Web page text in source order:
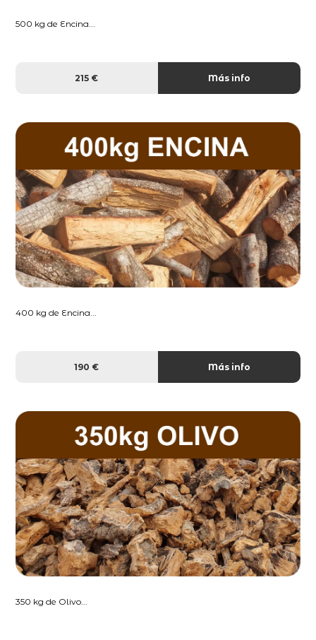
500 kg de Encina...
215 € Más info
400 kg de Encina...
190 € Más info
350 kg de Olivo...